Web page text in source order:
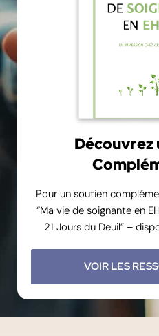
Découvrez
Pour un soutien
“Ma vie de soignante en
21 Jours du Deuil” –
VOIR LES